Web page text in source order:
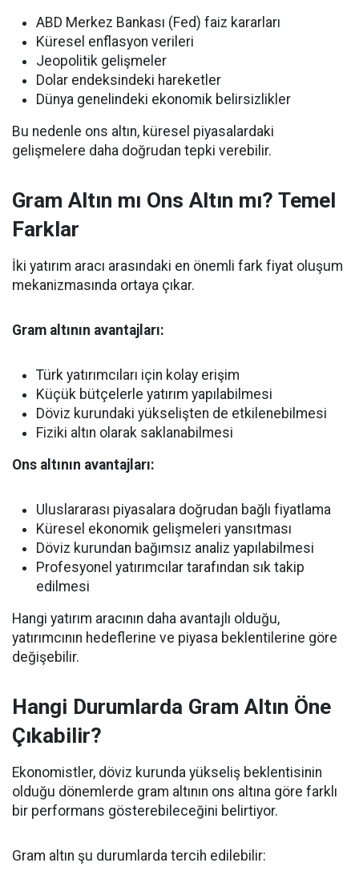
ABD Merkez Bankası (Fed) faiz kararları
Küresel enflasyon verileri
Jeopolitik gelişmeler
Dolar endeksindeki hareketler
Dünya genelindeki ekonomik belirsizlikler
Bu nedenle ons altın, küresel piyasalardaki
gelişmelere daha doğrudan tepki verebilir.
Gram Altın mı Ons Altın mı? Temel
Farklar
İki yatırım aracı arasındaki en önemli fark fiyat oluşum
mekanizmasında ortaya çıkar.
Gram altının avantajları:
Türk yatırımcıları için kolay erişim
Küçük bütçelerle yatırım yapılabilmesi
Döviz kurundaki yükselişten de etkilenebilmesi
Fiziki altın olarak saklanabilmesi
Ons altının avantajları:
Uluslararası piyasalara doğrudan bağlı fiyatlama
Küresel ekonomik gelişmeleri yansıtması
Döviz kurundan bağımsız analiz yapılabilmesi
Profesyonel yatırımcılar tarafından sık takip
edilmesi
Hangi yatırım aracının daha avantajlı olduğu,
yatırımcının hedeflerine ve piyasa beklentilerine göre
değişebilir.
Hangi Durumlarda Gram Altın Öne
Çıkabilir?
Ekonomistler, döviz kurunda yükseliş beklentisinin
olduğu dönemlerde gram altının ons altına göre farklı
bir performans gösterebileceğini belirtiyor.
Gram altın şu durumlarda tercih edilebilir: